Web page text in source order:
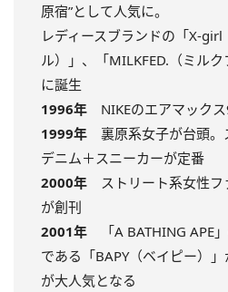
原宿”として人気に。
レディースブランドの「X-girl
ル）」、「MILKFED.（ミル
に誕生
1996年 NIKEのエアマック
1999年 裏原系女子が台頭。
デニム＋スニーカーが定番
2000年 ストリート系女性フ
が創刊
2001年 「A BATHING APE
である「BAPY（ベイピー）
が大人気となる